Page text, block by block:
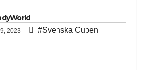
2023 #Svenska Cupen